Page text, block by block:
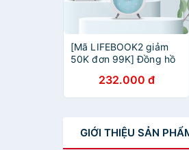
[Mã LIFEBOOK2 giảm
50K đơn 99K] Đồng hồ
dương/Xanh lá/ Hồng -
8802
232.000 đ
GIỚI THIỆU SẢN